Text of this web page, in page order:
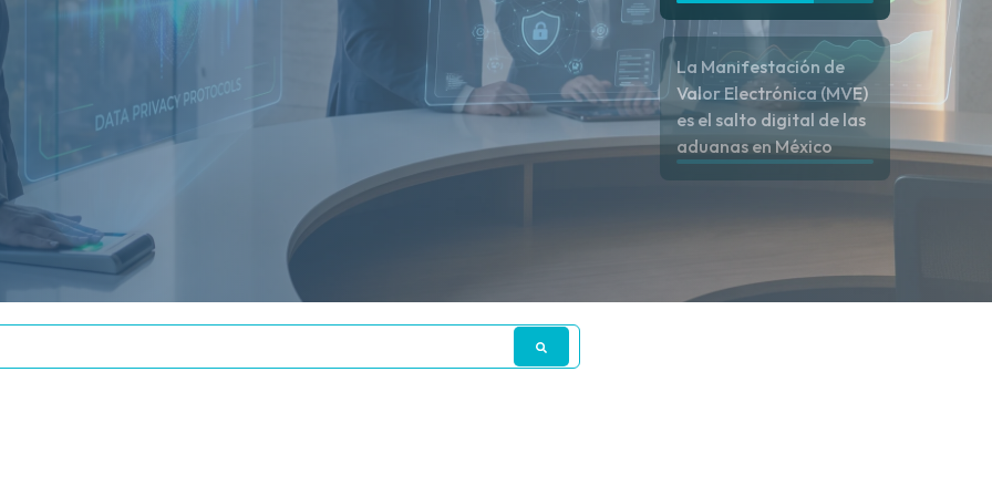
La Manifestación de
Valor Electrónica (MVE)
es el salto digital de las
aduanas en México